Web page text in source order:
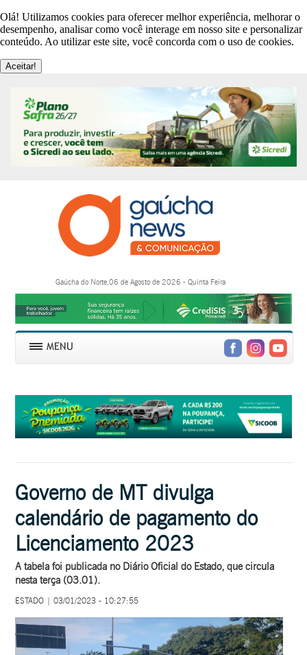
Olá! Utilizamos cookies para oferecer melhor experiência, melhorar o
desempenho, analisar como você interage em nosso site e personalizar
conteúdo. Ao utilizar este site, você concorda com o uso de cookies.
Aceitar!
Gaúcha do Norte,06 de Agosto de 2026 - Quinta Feira
Governo de MT divulga
calendário de pagamento do
Licenciamento 2023
A tabela foi publicada no Diário Oficial do Estado, que circula
nesta terça (03.01).
ESTADO | 03/01/2023 - 10:27:55